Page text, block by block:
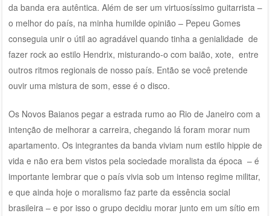
da banda era autêntica. Além de ser um virtuosíssimo guitarrista –
o melhor do país, na minha humilde opinião – Pepeu Gomes
conseguia unir o útil ao agradável quando tinha a genialidade de
fazer rock ao estilo Hendrix, misturando-o com baião, xote, entre
outros ritmos regionais de nosso país. Então se você pretende
ouvir uma mistura de som, esse é o disco.
Os Novos Baianos pegar a estrada rumo ao Rio de Janeiro com a
intenção de melhorar a carreira, chegando lá foram morar num
apartamento. Os integrantes da banda viviam num estilo hippie de
vida e não era bem vistos pela sociedade moralista da época – é
importante lembrar que o país vivia sob um intenso regime militar,
e que ainda hoje o moralismo faz parte da essência social
brasileira – e por isso o grupo decidiu morar junto em um sítio em